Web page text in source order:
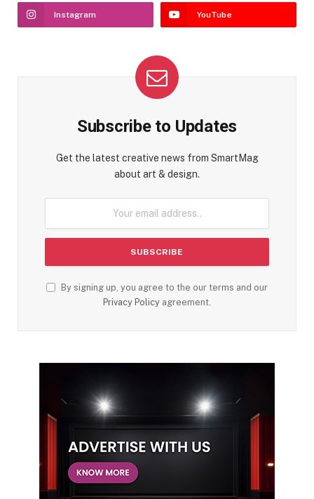
Instagram YouTube
Subscribe to Updates
Get the latest creative news from SmartMag
about art & design.
By signing up, you agree to the our terms and our
Privacy Policy agreement.